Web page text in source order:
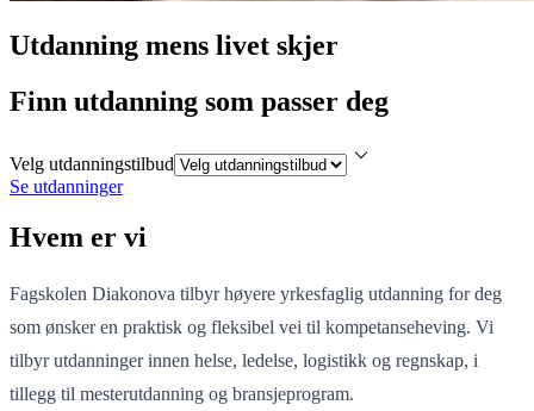
Utdanning mens livet skjer
Finn utdanning som passer deg
Velg utdanningstilbud keyboard_arrow_down
Se utdanninger
Hvem er vi
Fagskolen Diakonova tilbyr høyere yrkesfaglig utdanning for deg
som ønsker en praktisk og fleksibel vei til kompetanseheving. Vi
tilbyr utdanninger innen helse, ledelse, logistikk og regnskap, i
tillegg til mesterutdanning og bransjeprogram.